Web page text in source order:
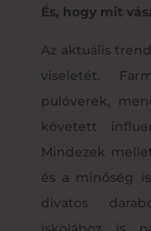
És, hogy mit
Az aktuális
viseletét.
pulóverek,
követett
Mindezek
és a minőség
divatos